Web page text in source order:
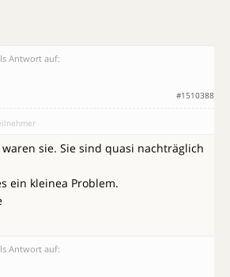
Antwort auf:
#1510388
sie. Sie sind quasi nachträglich
ein kleinea Problem.
Antwort auf: